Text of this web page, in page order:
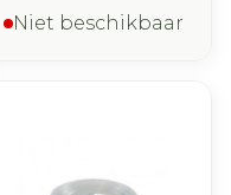
Niet beschikbaar